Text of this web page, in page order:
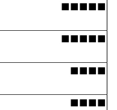
■■■■■
■■■■■
■■■■
■■■■